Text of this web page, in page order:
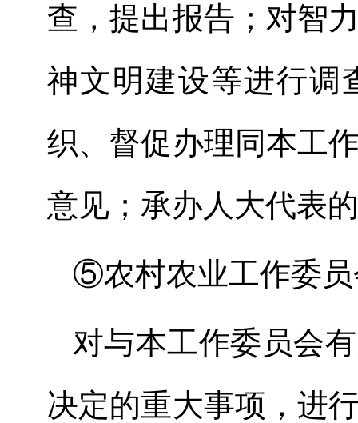
查，提出报告；对智
神文明建设等进行调
织、督促办理同本工
意见；承办人大代表
⑤农村农业工作委
对与本工作委员会
决定的重大事项，进